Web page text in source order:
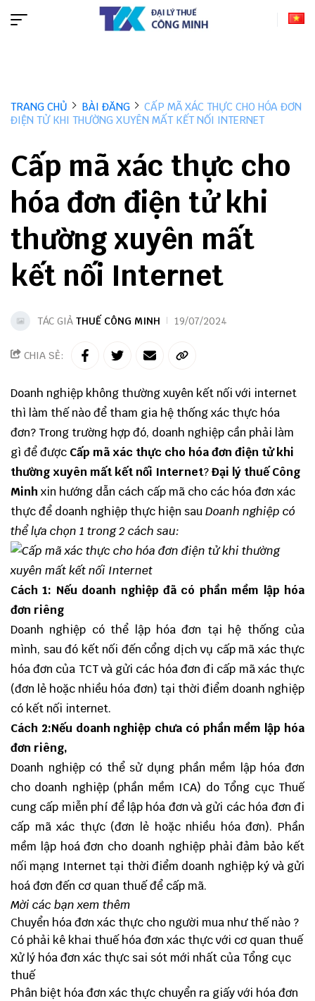
TRANG CHỦ BÀI ĐĂNG
CẤP MÃ XÁC THỰC CHO HÓA ĐƠN
ĐIỆN TỬ KHI THƯỜNG XUYÊN MẤT KẾT NỐI INTERNET
Cấp mã xác thực cho
hóa đơn điện tử khi
thường xuyên mất
kết nối Internet
TÁC GIẢ THUẾ CÔNG MINH 19/07/2024
CHIA SẺ:
Doanh nghiệp không thường xuyên kết nối với internet
thì làm thế nào để tham gia hệ thống xác thực hóa
đơn? Trong trường hợp đó, doanh nghiệp cần phải làm
gì để được Cấp mã xác thực cho hóa đơn điện tử khi
thường xuyên mất kết nối Internet?Đại lý thuếCông
Minh xin hướng dẫn cách cấp mã cho các hóa đơn xác
thựcđể doanh nghiệp thực hiện sauDoanh nghiệp có
thể lựa chọn 1 trong 2 cách sau:
Cách 1: Nếu doanh nghiệp đã có phần mềm lập hóa
đơn riêng
Doanh nghiệp có thể lập hóa đơn tại hệ thống của
mình, sau đó kết nối đến cổng dịch vụ cấp mã xác thực
hóa đơn của TCT và gửi các hóa đơn đi cấp mã xác thực
(đơn lẻ hoặc nhiều hóa đơn) tại thời điểm doanh nghiệp
có kết nối internet.
Cách 2:Nếu doanh nghiệp chưa có phần mềm lập hóa
đơn riêng,
Doanh nghiệp có thể sử dụng phần mềm lập hóa đơn
cho doanh nghiệp (phần mềm ICA) do Tổng cục Thuế
cung cấp miễn phí để lập hóa đơn và gửi các hóa đơn đi
cấp mã xác thực (đơn lẻ hoặc nhiều hóa đơn). Phần
mềm lập hoá đơn cho doanh nghiệp phải đảm bảo kết
nối mạng Internet tại thời điểm doanh nghiệp ký và gửi
hoá đơn đến cơ quan thuế để cấp mã.
Mời các bạn xem thêm
Chuyển hóa đơn xác thực cho người mua như thế nào ?
Có phải kê khai thuế hóa đơn xác thực với cơ quan thuế
Xử lý hóa đơn xác thực sai sót mới nhất của Tổng cục
thuế
Phân biệt hóa đơn xác thực chuyển ra giấy với hóa đơn